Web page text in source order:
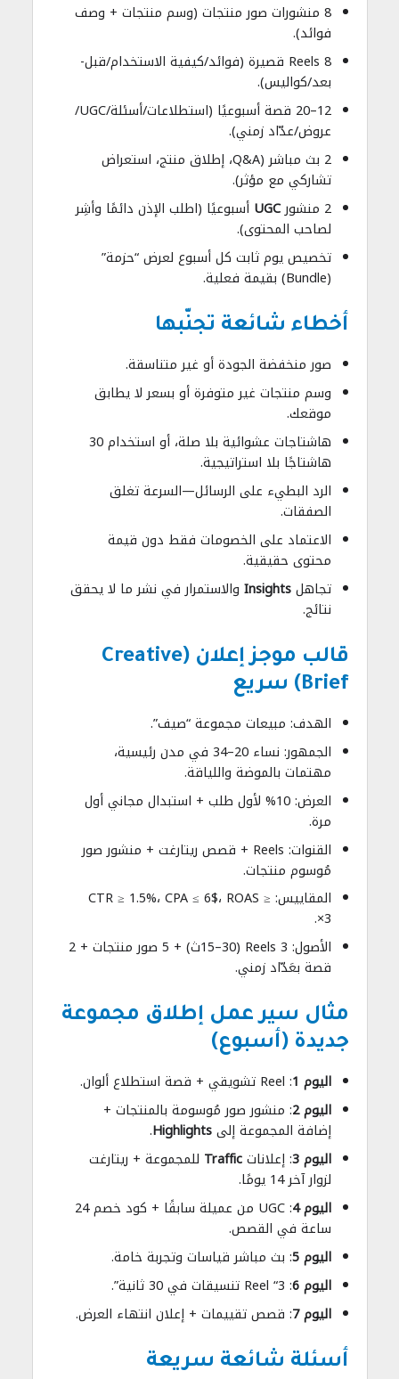
8 منشورات صور منتجات (وسم منتجات + وصف
فوائد).
8 Reels قصيرة (فوائد/كيفية الاستخدام/قبل-
بعد/كواليس).
12–20 قصة أسبوعيًا (استطلاعات/أسئلة/UGC/
عروض/عدّاد زمني).
2 بث مباشر (Q&A، إطلاق منتج، استعراض
تشاركي مع مؤثر).
2 منشور
UGC أسبوعيًا (اطلب الإذن دائمًا وأشِر
لصاحب المحتوى).
تخصيص يوم ثابت كل أسبوع لعرض “حزمة”
(Bundle) بقيمة فعلية.
أخطاء شائعة تجنّبها
صور منخفضة الجودة أو غير متناسقة.
وسم منتجات غير متوفرة أو بسعر لا يطابق
موقعك.
هاشتاجات عشوائية بلا صلة، أو استخدام 30
هاشتاجًا بلا استراتيجية.
الرد البطيء على الرسائل—السرعة تغلق
الصفقات.
الاعتماد على الخصومات فقط دون قيمة
محتوى حقيقية.
تجاهلInsights والاستمرار في نشر ما لا يحقق
نتائج.
قالب موجز إعلان (Creative
Brief) سريع
الهدف: مبيعات مجموعة “صيف”.
الجمهور: نساء 20–34 في مدن رئيسية،
مهتمات بالموضة واللياقة.
العرض: 10% لأول طلب + استبدال مجاني أول
مرة.
القنوات: Reels + قصص ريتارغت + منشور صور
مُوسوم منتجات.
المقاييس: CTR ≥ 1.5%، CPA ≤ 6$، ROAS ≥
3×.
الأصول: 3 Reels (15–30ث) + 5 صور منتجات + 2
قصة بعَدّاد زمني.
مثال سير عمل إطلاق مجموعة
جديدة (أسبوع)
اليوم 1 : Reel تشويقي + قصة استطلاع ألوان.
اليوم 2 : منشور صور مُوسومة بالمنتجات +
إضافة المجموعة إلىHighlights
.
اليوم 3 : إعلاناتTraffic للمجموعة + ريتارغت
لزوار آخر 14 يومًا.
اليوم 4
: UGC من عميلة سابقًا + كود خصم 24
ساعة في القصص.
اليوم 5 : بث مباشر قياسات وتجربة خامة.
اليوم 6 : Reel “3 تنسيقات في 30 ثانية”.
اليوم 7 : قصص تقييمات + إعلان انتهاء العرض.
أسئلة شائعة سريعة